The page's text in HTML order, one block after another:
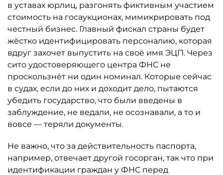
в уставах юрлиц, разгонять фиктивным участием
стоимость на госаукционах, мимикрировать под
честный бизнес. Главный фискал страны будет
жёстко идентифицировать персоналию, которая
вдруг захочет выпустить на своё имя ЭЦП. Через
сито удостоверяющего центра ФНС не
проскользнёт ни один номинал. Которые сейчас
в судах, если до них и доходит дело, пытаются
убедить государство, что были введены в
заблуждение, не ведали, не осознавали, а то и
вовсе — теряли документы.
Не важно, что за действительность паспорта,
например, отвечает другой госорган, так что при
идентификации граждан у ФНС перед